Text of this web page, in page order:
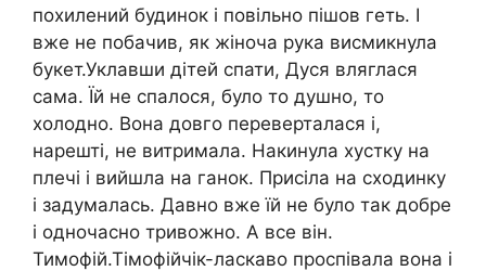
похилений будинок і повільно пішов геть. І
вже не побачив, як жіноча рука висмикнула
букет.Уклавши дітей спати, Дуся вляглася
сама. Їй не спалося, було то душно, то
холодно. Вона довго переверталася і,
нарешті, не витримала. Накинула хустку на
плечі і вийшла на ганок. Присіла на сходинку
і задумалась. Давно вже їй не було так добре
і одночасно тривожно. А все він.
Тимофій.Тімофійчік-ласкаво проспівала вона і